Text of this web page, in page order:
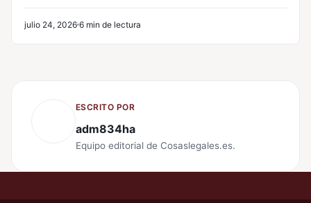
julio 24, 2026 6 min de lectura
ESCRITO POR
adm834ha
Equipo editorial de Cosaslegales.es.